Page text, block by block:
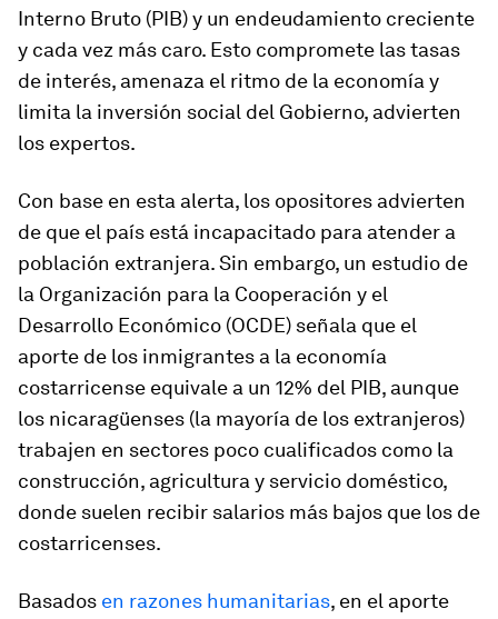
Interno Bruto (PIB) y un endeudamiento creciente
y cada vez más caro. Esto compromete las tasas
de interés, amenaza el ritmo de la economía y
limita la inversión social del Gobierno, advierten
los expertos.
Con base en esta alerta, los opositores advierten
de que el país está incapacitado para atender a
población extranjera. Sin embargo, un estudio de
la Organización para la Cooperación y el
Desarrollo Económico (OCDE) señala que el
aporte de los inmigrantes a la economía
costarricense equivale a un 12% del PIB, aunque
los nicaragüenses (la mayoría de los extranjeros)
trabajen en sectores poco cualificados como la
construcción, agricultura y servicio doméstico,
donde suelen recibir salarios más bajos que los de
costarricenses.
Basados en razones humanitarias, en el aporte